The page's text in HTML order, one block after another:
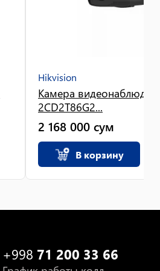
Hikvision
Камера
2CD2T86G2...
2 168 000 сум
В корзину
+998 71 200 33 66